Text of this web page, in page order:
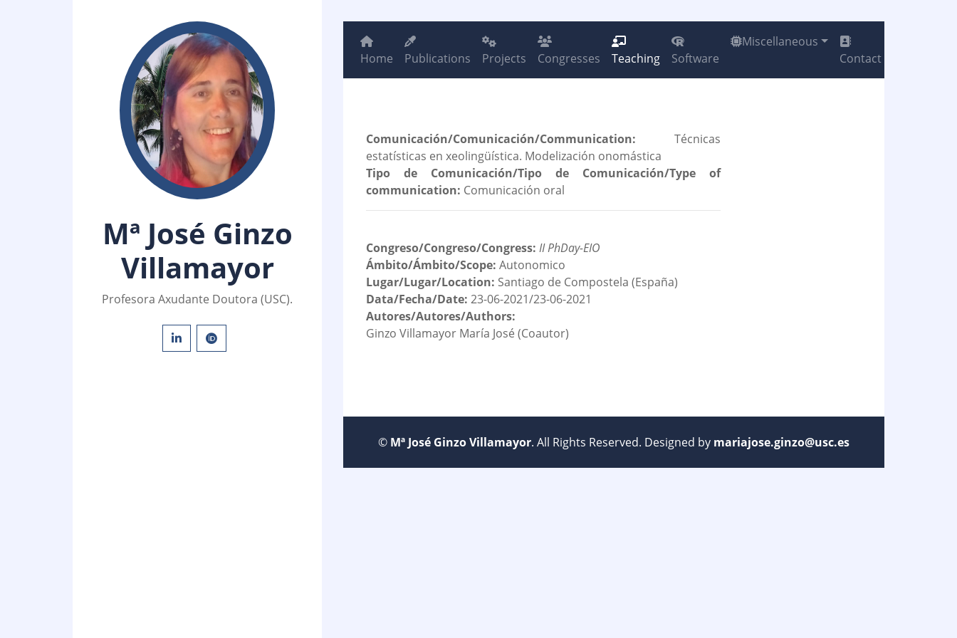
Mª José Ginzo
Villamayor
Profesora Axudante Doutora (USC).
Home Publications Projects Congresses Teaching Software
Miscellaneous
Contact
Comunicación/Comunicación/Communication: Técnicas
estatísticas en xeolingüística. Modelización onomástica
Tipo de Comunicación/Tipo de Comunicación/Type of
communication: Comunicación oral
Congreso/Congreso/Congress: II PhDay-EIO
Ámbito/Ámbito/Scope: Autonomico
Lugar/Lugar/Location: Santiago de Compostela (España)
Data/Fecha/Date: 23-06-2021/23-06-2021
Autores/Autores/Authors:
Ginzo Villamayor María José (Coautor)
© Mª José Ginzo Villamayor. All Rights Reserved. Designed by mariajose.ginzo@usc.es